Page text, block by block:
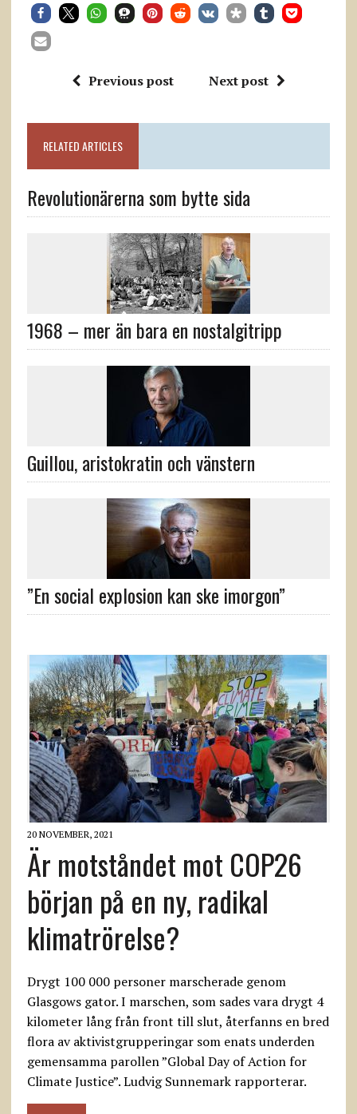
Previous post Next post
RELATED ARTICLES
Revolutionärerna som bytte sida
1968 – mer än bara en nostalgitripp
Guillou, aristokratin och vänstern
”En social explosion kan ske imorgon”
20 NOVEMBER, 2021
Är motståndet mot COP26
början på en ny, radikal
klimatrörelse?
Drygt 100 000 personer marscherade genom
Glasgows gator. I marschen, som sades vara drygt 4
kilometer lång från front till slut, återfanns en bred
flora av aktivistgrupperingar som enats underden
gemensamma parollen ”Global Day of Action for
Climate Justice”. Ludvig Sunnemark rapporterar.